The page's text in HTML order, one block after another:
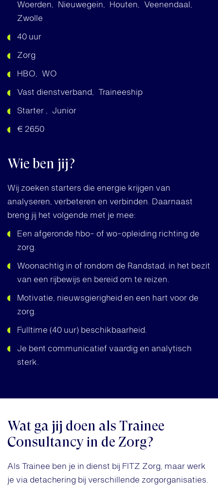
Woerden
Nieuwegein Houten
Veenendaal
Zwolle
40 uur
Zorg
HBO WO
Vast dienstverband Traineeship
Starter Junior
€ 2650
Wie ben jij?
Wij zoeken starters die energie krijgen van
analyseren, verbeteren en verbinden. Daarnaast
breng jij het volgende met je mee:
Een afgeronde hbo- of wo-opleiding richting de
zorg.
Woonachtig in of rondom de Randstad, in het bezit
van een rijbewijs en bereid om te reizen.
Motivatie, nieuwsgierigheid en een hart voor de
zorg.
Fulltime (40 uur) beschikbaarheid.
Je bent communicatief vaardig en analytisch
sterk.
Wat ga jij doen als Trainee
Consultancy in de Zorg?
Als Trainee ben je in dienst bij FITZ Zorg, maar werk
je via detachering bij verschillende zorgorganisaties.